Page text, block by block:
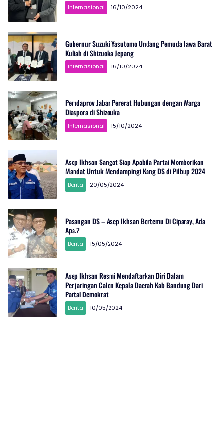
Internasional 16/10/2024
Gubernur Suzuki Yasutomo Undang Pemuda Jawa Barat
Kuliah di Shizuoka Jepang
Internasional 16/10/2024
Pemdaprov Jabar Pererat Hubungan dengan Warga
Diaspora di Shizouka
Internasional 15/10/2024
Asep Ikhsan Sangat Siap Apabila Partai Memberikan
Mandat Untuk Mendampingi Kang DS di Pilbup 2024
Berita 20/05/2024
Pasangan DS – Asep Ikhsan Bertemu Di Ciparay, Ada
Apa.?
Berita 15/05/2024
Asep Ikhsan Resmi Mendaftarkan Diri Dalam
Penjaringan Calon Kepala Daerah Kab Bandung Dari
Partai Demokrat
Berita 10/05/2024